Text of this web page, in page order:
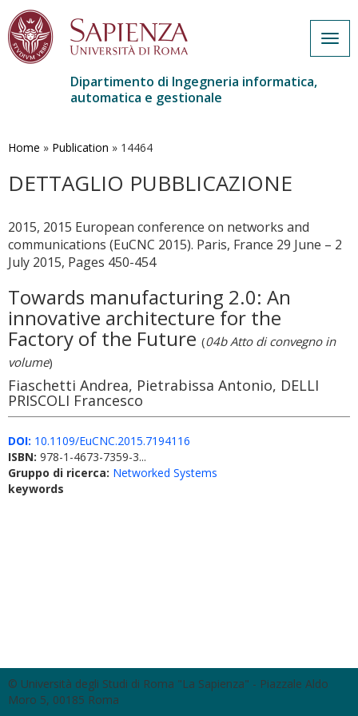
contenuto
Dipartimento di Ingegneria informatica,
automatica e gestionale
Home » Publication » 14464
DETTAGLIO PUBBLICAZIONE
2015, 2015 European conference on networks and
communications (EuCNC 2015). Paris, France 29 June – 2
July 2015, Pages 450-454
Towards manufacturing 2.0: An
innovative architecture for the
Factory of the Future (04b Atto di convegno in
volume)
Fiaschetti Andrea, Pietrabissa Antonio, DELLI
PRISCOLI Francesco
DOI: 10.1109/EuCNC.2015.7194116
ISBN: 978-1-4673-7359-3...
Gruppo di ricerca: Networked Systems
keywords
© Università degli Studi di Roma "La Sapienza" - Piazzale Aldo
Moro 5, 00185 Roma